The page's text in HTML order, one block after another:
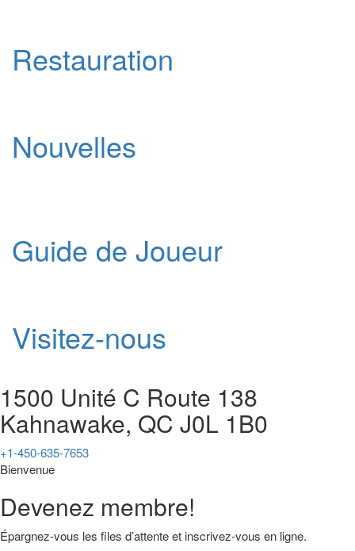
Restauration
Nouvelles
Guide de Joueur
Visitez-nous
1500 Unité C Route 138
Kahnawake, QC J0L 1B0
+1-450-635-7653
Bienvenue
Devenez membre!
Épargnez-vous les files d’attente et inscrivez-vous en ligne.